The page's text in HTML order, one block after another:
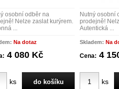
osobní odběr na
Nelze zaslat kurýrem.
...
Na dotaz
4 080 Kč
ks
Nutný osobní
prodejně!
Autentická ...
Skladem: Na
Cena: 4
ks